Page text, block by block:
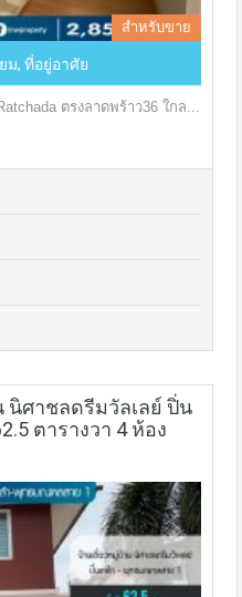
สำหรับขาย
ม, ที่อยู่อาศัย
ตรงลาดพร้าว36 ใกล...
นิศาชลดรีมวัลเลย์ ปิ่น
ตารางวา 4 ห้อง